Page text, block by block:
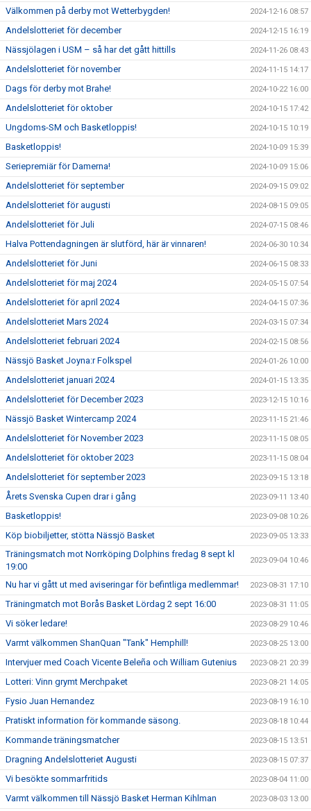
Välkommen på derby mot Wetterbygden! 2024-12-16 08:57
Andelslotteriet för december 2024-12-15 16:19
Nässjölagen i USM – så har det gått hittills 2024-11-26 08:43
Andelslotteriet för november 2024-11-15 14:17
Dags för derby mot Brahe! 2024-10-22 16:00
Andelslotteriet för oktober 2024-10-15 17:42
Ungdoms-SM och Basketloppis! 2024-10-15 10:19
Basketloppis! 2024-10-09 15:39
Seriepremiär för Damerna! 2024-10-09 15:06
Andelslotteriet för september 2024-09-15 09:02
Andelslotteriet för augusti 2024-08-15 09:05
Andelslotteriet för Juli 2024-07-15 08:46
Halva Pottendagningen är slutförd, här är vinnaren! 2024-06-30 10:34
Andelslotteriet för Juni 2024-06-15 08:33
Andelslotteriet för maj 2024 2024-05-15 07:54
Andelslotteriet för april 2024 2024-04-15 07:36
Andelslotteriet Mars 2024 2024-03-15 07:34
Andelslotteriet februari 2024 2024-02-15 08:56
Nässjö Basket Joyna:r Folkspel 2024-01-26 10:00
Andelslotteriet januari 2024 2024-01-15 13:35
Andelslotteriet för December 2023 2023-12-15 10:16
Nässjö Basket Wintercamp 2024 2023-11-15 21:46
Andelslotteriet för November 2023 2023-11-15 08:05
Andelslotteriet för oktober 2023 2023-11-15 08:04
Andelslotteriet för september 2023 2023-09-15 13:18
Årets Svenska Cupen drar i gång 2023-09-11 13:40
Basketloppis! 2023-09-08 10:26
Köp biobiljetter, stötta Nässjö Basket 2023-09-05 13:33
Träningsmatch mot Norrköping Dolphins fredag 8 sept kl
19:00
2023-09-04 10:46
Nu har vi gått ut med aviseringar för befintliga medlemmar! 2023-08-31 17:10
Träningmatch mot Borås Basket Lördag 2 sept 16:00 2023-08-31 11:05
Vi söker ledare! 2023-08-29 10:46
Varmt välkommen ShanQuan "Tank" Hemphill! 2023-08-25 13:00
Intervjuer med Coach Vicente Beleña och William Gutenius 2023-08-21 20:39
Lotteri: Vinn grymt Merchpaket 2023-08-21 14:05
Fysio Juan Hernandez 2023-08-19 16:10
Pratiskt information för kommande säsong. 2023-08-18 10:44
Kommande träningsmatcher 2023-08-15 13:51
Dragning Andelslotteriet Augusti 2023-08-15 07:37
Vi besökte sommarfritids 2023-08-04 11:00
Varmt välkommen till Nässjö Basket Herman Kihlman 2023-08-03 13:00